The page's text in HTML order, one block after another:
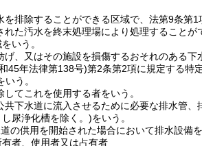
排除することができる区域で、法第9条第1
た汚水を終末処理場により処理すること
いう。
、又はその施設を損傷するおそれのある下
45年法律第138号)第2条第2項に規定する特
う。
てこれを使用する者をいう。
下水道に流入させるために必要な排水管、
尿浄化槽を除く。)をいう。
供用を開始された場合において排水設備
者、使用者又は占有者